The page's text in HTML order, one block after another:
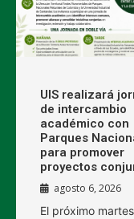
UIS realizará
de intercambio
académico con
Parques
para promover
proyectos
agosto 6, 2026
El próximo